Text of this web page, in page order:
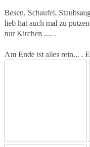
Besen, Schaufel,
lieb hat auch mal zu
nur Kirchen .... .
Am Ende ist alles rein... .